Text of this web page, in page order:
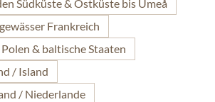
Südküste & Ostküste bis Umeå
Frankreich
& baltische Staaten
/ Island
/ Niederlande